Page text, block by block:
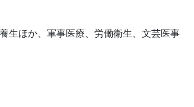
生ほか、軍事医療、労働衛生、文芸医事